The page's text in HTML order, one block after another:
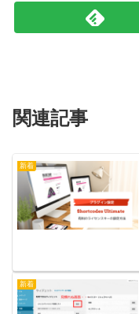
関連記事
新着
新着